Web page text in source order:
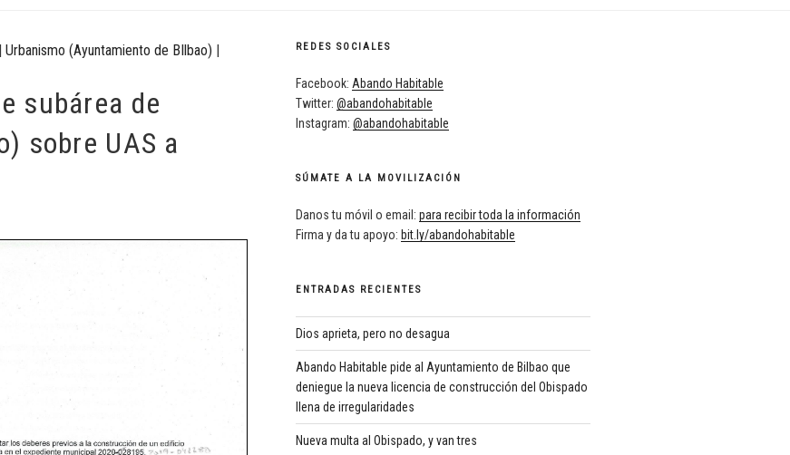
| Urbanismo (Ayuntamiento de BIlbao) |
subárea de
sobre UAS a
REDES SOCIALES
Facebook: Abando Habitable
Twitter: @abandohabitable
Instagram: @abandohabitable
SÚMATE A LA MOVILIZACIÓN
Danos tu móvil o email: para recibir toda la información
Firma y da tu apoyo: bit.ly/abandohabitable
ENTRADAS RECIENTES
Dios aprieta, pero no desagua
Abando Habitable pide al Ayuntamiento de Bilbao que
deniegue la nueva licencia de construcción del Obispado
llena de irregularidades
Nueva multa al Obispado, y van tres